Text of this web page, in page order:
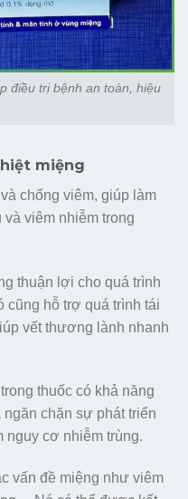
điều trị bệnh an toàn, hiệu
miệng
chống viêm, giúp làm
viêm nhiễm trong
thuận lợi cho quá trình
cũng hỗ trợ quá trình tái
vết thương lành nhanh
thuốc có khả năng
chặn sự phát triển
nguy cơ nhiễm trùng.
vấn đề miệng như viêm